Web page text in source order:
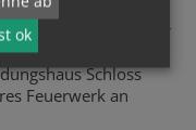
tatkräftig von der
die soeben
Schloss
Feuerwerk an
ok